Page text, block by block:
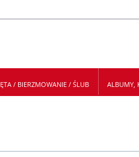
/ BIERZMOWANIE / ŚLUB ALBUMY,